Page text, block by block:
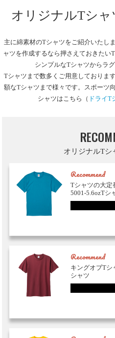
オリジナルTシャ
主に綿素材のTシャツをご紹介いたし
ャツを作成するなら押さえておきた
シンプルなTシャツからラ
Tシャツまで数多くご用意しておりま
額なTシャツまで様々です。スポーツ
シャツはこちら（ ドライT
オリジナルTシ
Recommend
Tシャツの大定
5001-5.6ozTシ
Recommend
キングオブTシ
シャツ